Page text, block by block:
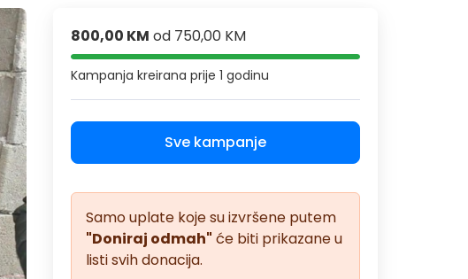
800,00 KM od 750,00 KM
Kampanja kreiranaprije 1 godinu
Sve kampanje
Samo uplate koje su izvršene putem
"Doniraj odmah" će biti prikazane u
listi svih donacija.